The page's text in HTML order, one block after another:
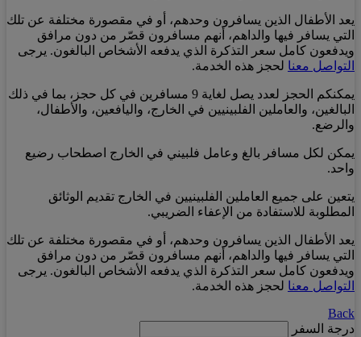
يعد الأطفال الذين يسافرون وحدهم، أو في مقصورة مختلفة عن تلك
التي يسافر فيها والداهم، أنهم مسافرون قصّر من دون مرافق
ويدفعون كامل سعر التذكرة الذي يدفعه الأشخاص البالغون. يرجى
التواصل معنا لحجز هذه الخدمة.
يمكنكم الحجز لعدد يصل لغاية 9 مسافرين في كل حجز، بما في ذلك
البالغين، والعاملين الفلبينيين في الخارج، واليافعين، والأطفال،
والرضع.
يمكن لكل مسافر بالغ وعامل فلبيني في الخارج اصطحاب رضيع
واحد.
يتعين على جميع العاملين الفلبينيين في الخارج تقديم الوثائق
المطلوبة للاستفادة من الإعفاء الضريبي.
يعد الأطفال الذين يسافرون وحدهم، أو في مقصورة مختلفة عن تلك
التي يسافر فيها والداهم، أنهم مسافرون قصّر من دون مرافق
ويدفعون كامل سعر التذكرة الذي يدفعه الأشخاص البالغون. يرجى
التواصل معنا لحجز هذه الخدمة.
Back
درجة السفر